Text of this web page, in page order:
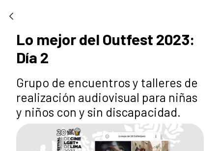
Lo mejor del Outfest 2023:
Día 2
Grupo de encuentros y talleres de
realización audiovisual para niñas
y niños con y sin discapacidad.